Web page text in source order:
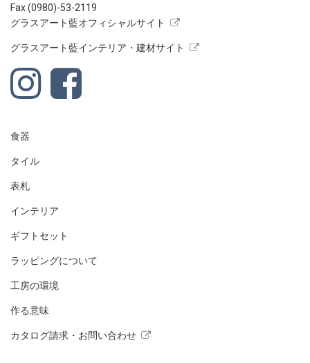
Fax (0980)-53-2119
グラスアート藍オフィシャルサイト
グラスアート藍インテリア・建材サイト
食器
タイル
表札
インテリア
ギフトセット
ラッピングについて
工房の環境
作る意味
カタログ請求・お問い合わせ